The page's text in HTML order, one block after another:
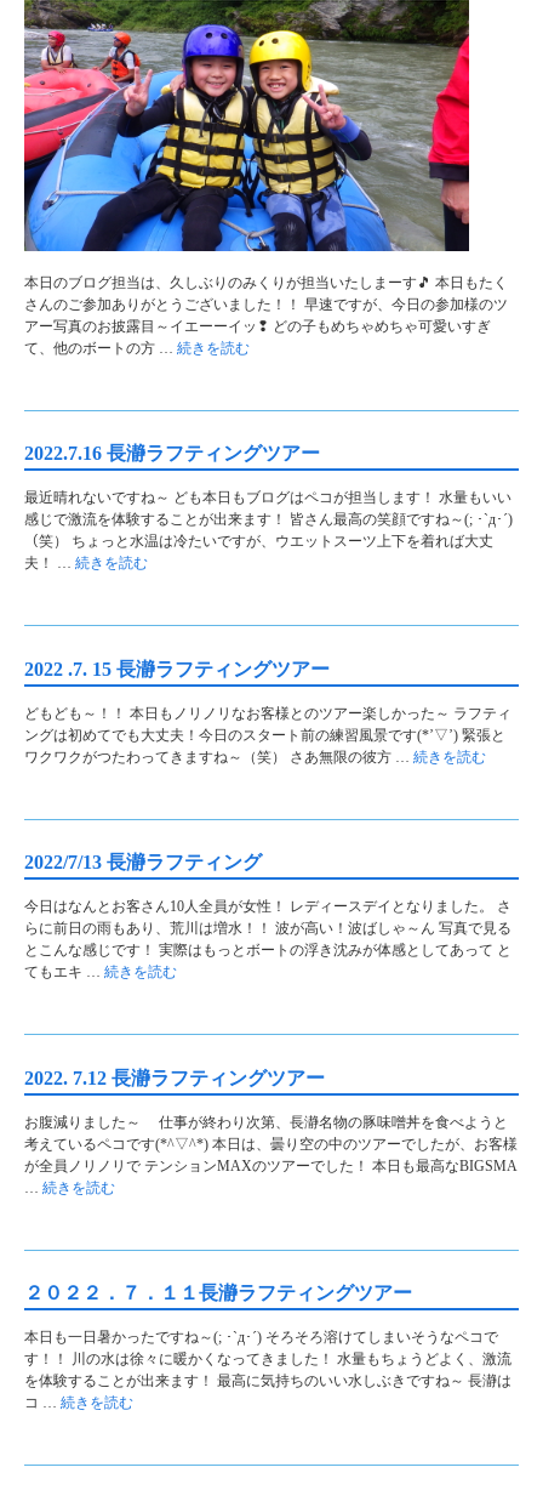
本日のブログ担当は、久しぶりのみくりが担当いたしまーす🎵 本日もたく
さんのご参加ありがとうございました！！ 早速ですが、今日の参加様のツ
アー写真のお披露目～イエーーイッ❢ どの子もめちゃめちゃ可愛いすぎ
て、他のボートの方 … 続きを読む
2022.7.16 長瀞ラフティングツアー
最近晴れないですね～ ども本日もブログはペコが担当します！ 水量もいい
感じで激流を体験することが出来ます！ 皆さん最高の笑顔ですね～(; ･`д･´)
（笑） ちょっと水温は冷たいですが、ウエットスーツ上下を着れば大丈
夫！ … 続きを読む
2022 .7. 15 長瀞ラフティングツアー
どもども～！！ 本日もノリノリなお客様とのツアー楽しかった～ ラフティ
ングは初めてでも大丈夫！今日のスタート前の練習風景です(*’▽’) 緊張と
ワクワクがつたわってきますね～（笑） さあ無限の彼方 … 続きを読む
2022/7/13 長瀞ラフティング
今日はなんとお客さん10人全員が女性！ レディースデイとなりました。 さ
らに前日の雨もあり、荒川は増水！！ 波が高い！波ばしゃ～ん 写真で見る
とこんな感じです！ 実際はもっとボートの浮き沈みが体感としてあって と
てもエキ … 続きを読む
2022. 7.12 長瀞ラフティングツアー
お腹減りました～ 仕事が終わり次第、長瀞名物の豚味噌丼を食べようと
考えているペコです(*^▽^*) 本日は、曇り空の中のツアーでしたが、お客様
が全員ノリノリで テンションMAXのツアーでした！ 本日も最高なBIGSMA
… 続きを読む
２０２２．７．１１長瀞ラフティングツアー
本日も一日暑かったですね～(; ･`д･´) そろそろ溶けてしまいそうなペコで
す！！ 川の水は徐々に暖かくなってきました！ 水量もちょうどよく、激流
を体験することが出来ます！ 最高に気持ちのいい水しぶきですね～ 長瀞は
コ … 続きを読む